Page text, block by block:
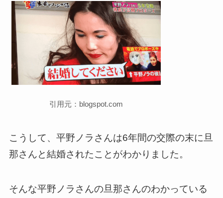
引用元：blogspot.com
こうして、平野ノラさんは6年間の交際の末に旦
那さんと結婚されたことがわかりました。
そんな平野ノラさんの旦那さんのわかっている